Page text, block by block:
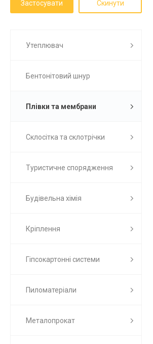
Утеплювач
Бентонітовий шнур
Плівки та мембрани
Склосітка та склотрічки
Туристичне спорядження
Будівельна хімія
Кріплення
Гіпсокартонні системи
Пиломатеріали
Металопрокат